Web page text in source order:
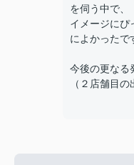
を伺う中で、
イメージにぴ
によかったで
今後の更なる
（２店舗目